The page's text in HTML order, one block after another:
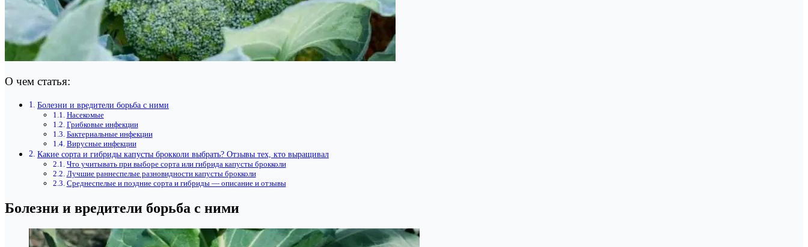
О чем статья:
Болезни и вредители борьба с ними
Насекомые
Грибковые инфекции
Бактериальные инфекции
Вирусные инфекции
Какие сорта и гибриды капусты брокколи выбрать? Отзывы тех, кто выращивал
Что учитывать при выборе сорта или гибрида капусты брокколи
Лучшие раннеспелые разновидности капусты брокколи
Среднеспелые и поздние сорта и гибриды — описание и отзывы
Болезни и вредители борьба с ними